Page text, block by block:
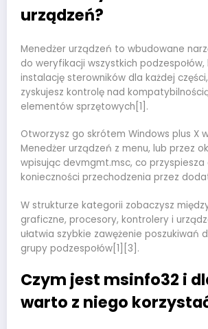
urządzeń?
Menedżer urządzeń to wbudowane
do weryfikacji wszystkich
instalację sterowników dla każdej
zyskujesz kontrolę nad
elementów sprzętowych[1].
Otworzysz go skrótem Windows plus X
Menedżer urządzeń z menu, lub przez
wpisując devmgmt.msc, co
konieczności przechodzenia przez
W strukturze kategorii zobaczysz
graficzne, procesory, kontrolery i
ułatwia szybkie zawężenie poszukiwań
grupy podzespołów[1][3].
Czym jest msinfo32 i
warto z niego